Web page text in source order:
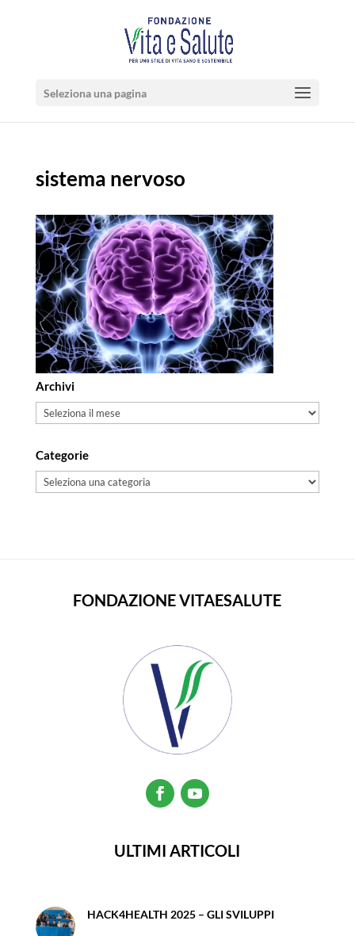
Seleziona una pagina
sistema nervoso
Archivi
Archivi
Categorie
Categorie
FONDAZIONE VITAESALUTE
ULTIMI ARTICOLI
HACK4HEALTH 2025 – GLI SVILUPPI